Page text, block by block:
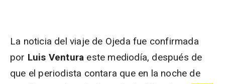
La noticia del viaje de Ojeda fue confirmada
por Luis Ventura este mediodía, después de
que el periodista contara que en la noche de